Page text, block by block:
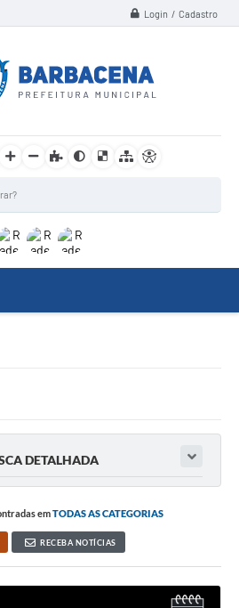
Login / Cadastro
DETALHADA
emTODAS AS CATEGORIAS
RECEBA NOTÍCIAS